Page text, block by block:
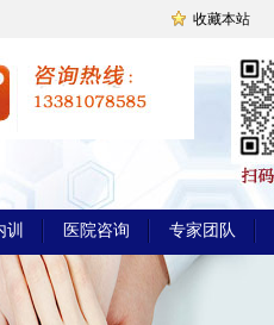
收藏本站
训 医院咨询 专家团队